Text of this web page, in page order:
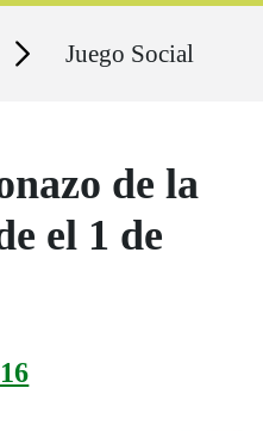
Juego Social
de la
el 1 de